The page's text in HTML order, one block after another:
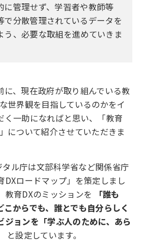
に管理せず、学習者や教師等
で分散管理されているデータを
う、必要な取組を進めていきま
に、現在政府が取り組んでいる教
世界観を目指しているのかをイ
く一助になればと思い、「教育
について紹介させていただきま
ル庁は文部科学省など関係省庁
DXロードマップ」を策定しまし
教育DXのミッションを
「誰も
からでも、誰とでも自分らしく
ジョンを「学ぶ人のために、あら
と設定しています。